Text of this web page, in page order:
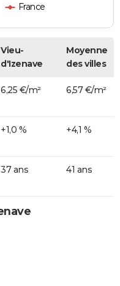
France
Vieu-
d'Izenave
Moyenne
des villes
6,25 €/m² 6,57 €/m²
+1,0 % +4,1 %
37 ans 41 ans